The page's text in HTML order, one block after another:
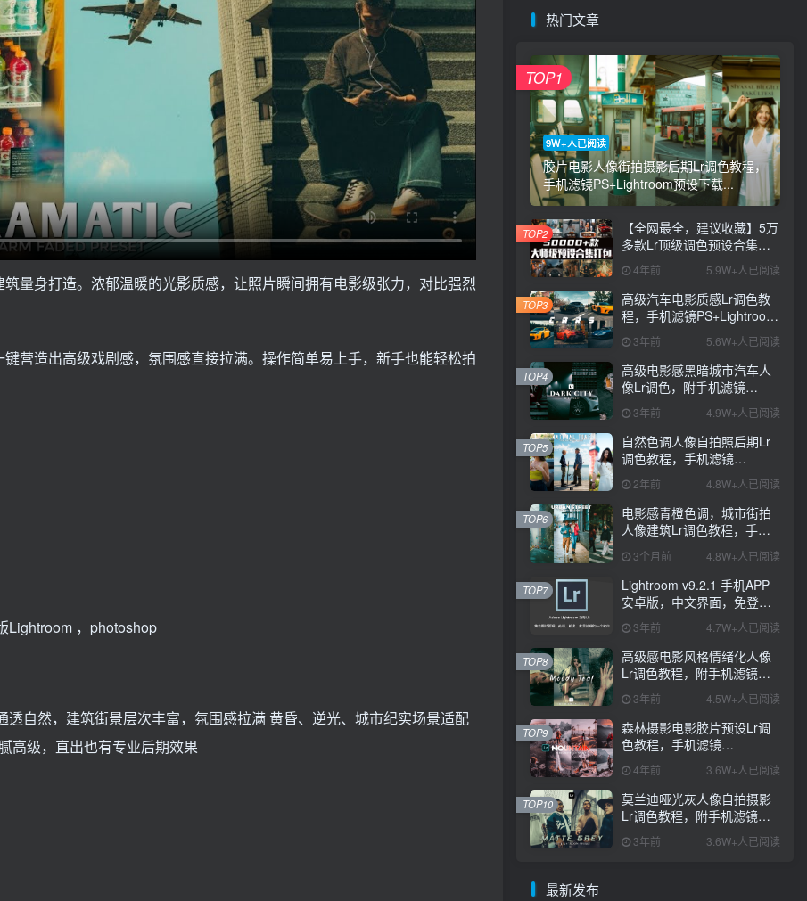
量身打造。浓郁温暖的光影质感，让照片瞬间拥有电影级张力，对比强烈
营造出高级戏剧感，氛围感直接拉满。操作简单易上手，新手也能轻松拍
Lightroom ，photoshop
自然，建筑街景层次丰富，氛围感拉满 黄昏、逆光、城市纪实场景适配
高级，直出也有专业后期效果
热门文章
9W+人已阅读
胶片电影人像街拍摄影后期Lr调色教程，
手机滤镜PS+Lightroom预设下载...
TOP1
【全网最全，建议收藏】5万
多款Lr顶级调色预设合集，
精心整理，分类清晰，摄影
师调色师必备素材，够用一
辈子！
4年前 5.9W+人已阅读
TOP2
高级汽车电影质感Lr调色教
程，手机滤镜PS+Lightroom
预设下载！
3年前 5.6W+人已阅读
TOP3
高级电影感黑暗城市汽车人
像Lr调色，附手机滤镜
PS+Lightroom预设下载！
3年前 4.9W+人已阅读
TOP4
自然色调人像自拍照后期Lr
调色教程，手机滤镜
PS+Lightroom预设下载！
2年前 4.8W+人已阅读
TOP5
电影感青橙色调，城市街拍
人像建筑Lr调色教程，手机
滤镜PS+Lightroom预设下
载！3个月前 4.8W+人已阅读
TOP6
Lightroom v9.2.1 手机APP
安卓版，中文界面，免登录
直接激活破解版！
3年前 4.7W+人已阅读
TOP7
高级感电影风格情绪化人像
Lr调色教程，附手机滤镜
PS+Lightroom预设下载！
3年前 4.5W+人已阅读
TOP8
森林摄影电影胶片预设Lr调
色教程，手机滤镜
Lightroom+Ps预设下载！
4年前 3.6W+人已阅读
TOP9
莫兰迪哑光灰人像自拍摄影
Lr调色教程，附手机滤镜
PS+Lightroom预设下载！
3年前 3.6W+人已阅读
TOP10
最新发布